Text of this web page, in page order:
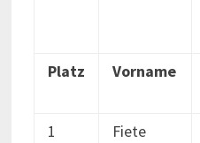
Platz Vorname
1 Fiete